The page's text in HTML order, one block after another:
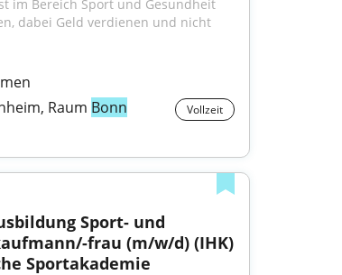
im Bereich Sport und Gesundheit
dabei Geld verdienen und nicht
Raum Bonn Vollzeit
frau (m/w/d) (IHK)
Sportakademie